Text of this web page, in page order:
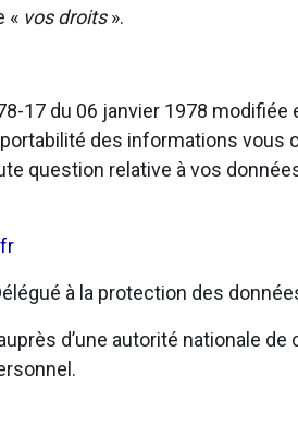
« vos droits».
17 du 06 janvier 1978
des informations vous
question relative à vos
à la protection des
d’une autorité nationale